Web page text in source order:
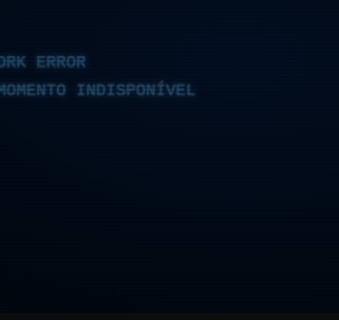
ERROR
INDISPONÍVEL